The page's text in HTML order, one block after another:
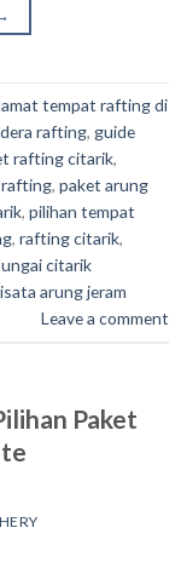
tempat rafting di
rafting, guide
rafting citarik,
, paket arung
, pilihan tempat
, rafting citarik,
citarik
arung jeram
Leave a comment
Paket
HERY